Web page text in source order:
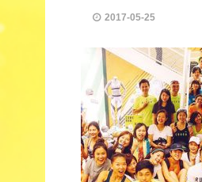
2017-05-25